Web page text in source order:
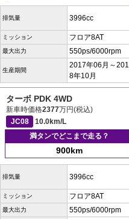
排気量 3996cc
ミッション フロア8AT
最大出力 550ps/6000rpm
生産期間
2017年06月～201
8年10月
ターボ PDK 4WD
新車時価格2377万円(税込)
JC08
10.0km/L
満タンでどこまで走る？
900km
排気量 3996cc
ミッション フロア8AT
最大出力 550ps/6000rpm